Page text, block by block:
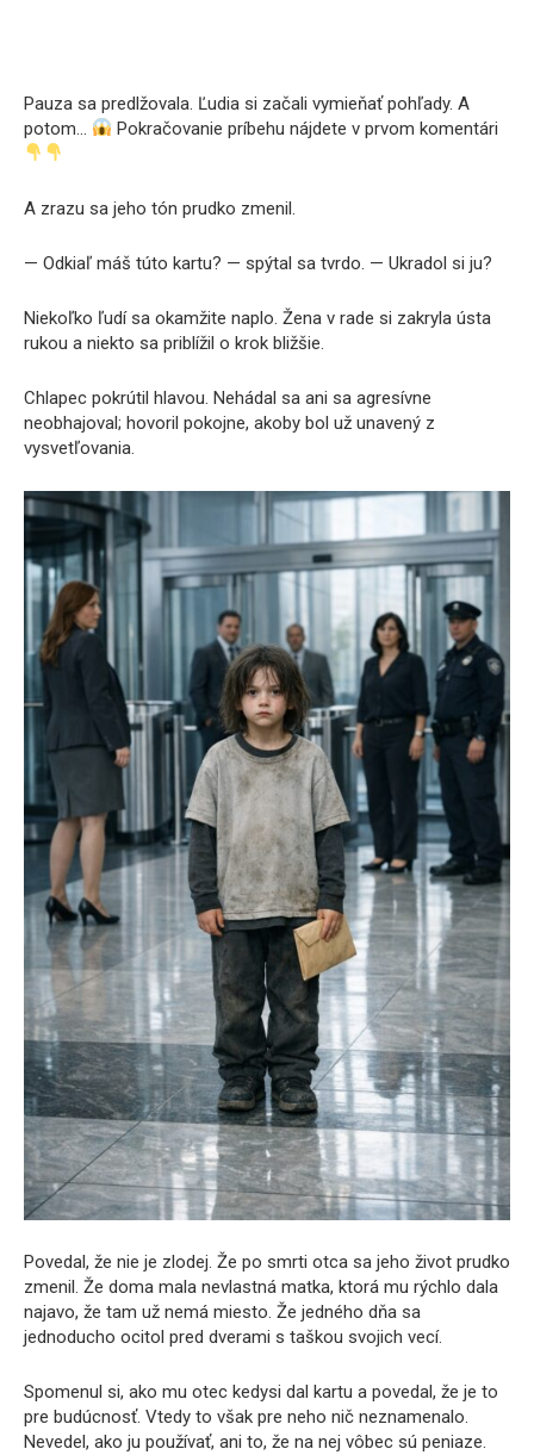
Pauza sa predlžovala. Ľudia si začali vymieňať pohľady. A
potom…
Pokračovanie príbehu nájdete v prvom komentári
A zrazu sa jeho tón prudko zmenil.
— Odkiaľ máš túto kartu? — spýtal sa tvrdo. — Ukradol si ju?
Niekoľko ľudí sa okamžite naplo. Žena v rade si zakryla ústa
rukou a niekto sa priblížil o krok bližšie.
Chlapec pokrútil hlavou. Nehádal sa ani sa agresívne
neobhajoval; hovoril pokojne, akoby bol už unavený z
vysvetľovania.
Povedal, že nie je zlodej. Že po smrti otca sa jeho život prudko
zmenil. Že doma mala nevlastná matka, ktorá mu rýchlo dala
najavo, že tam už nemá miesto. Že jedného dňa sa
jednoducho ocitol pred dverami s taškou svojich vecí.
Spomenul si, ako mu otec kedysi dal kartu a povedal, že je to
pre budúcnosť. Vtedy to však pre neho nič neznamenalo.
Nevedel, ako ju používať, ani to, že na nej vôbec sú peniaze.